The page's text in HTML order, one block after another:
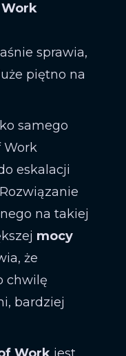
sprawia,
piętno na
samego
Work
eskalacji
na takiej
mocy
że
chwilę
bardziej